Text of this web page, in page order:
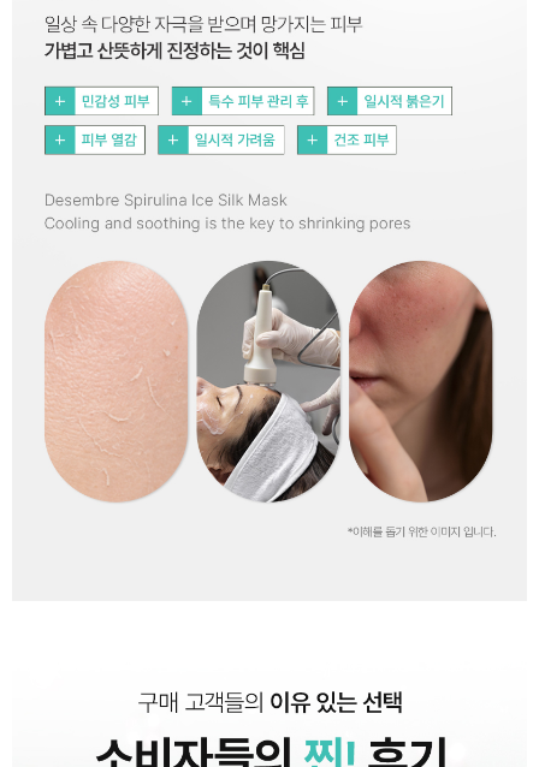
이코 라이프 하